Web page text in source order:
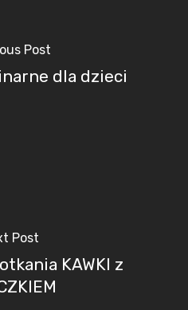
Post
dla dzieci
Post
KAWKI z